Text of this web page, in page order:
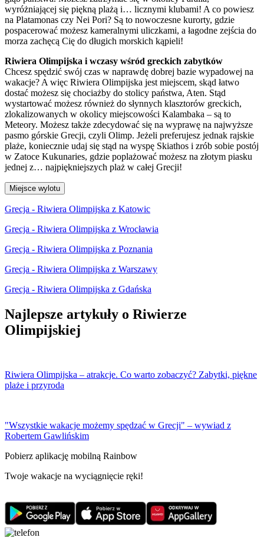
wyróżniającej się piękną plażą i… licznymi klubami! A co powiesz
na Platamonas czy Nei Pori? Są to nowoczesne kurorty, gdzie
pospacerować możesz kameralnymi uliczkami, a łagodne zejścia do
morza zachęcą Cię do długich morskich kąpieli!
Riwiera Olimpijska i wczasy wśród greckich zabytków
Chcesz spędzić swój czas w naprawdę dobrej bazie wypadowej na
wakacje? A więc Riwiera Olimpijska jest miejscem, skąd łatwo
dostać możesz się chociażby do stolicy państwa, Aten. Stąd
wystartować możesz również do słynnych klasztorów greckich,
zlokalizowanych w okolicy miejscowości Kalambaka – są to
Meteory. Możesz także zdecydować się na wyprawę na najwyższe
pasmo górskie Grecji, czyli Olimp. Jeżeli preferujesz jednak rajskie
plaże, koniecznie udaj się stąd na wyspę Skiathos i zrób sobie postój
w Zatoce Kukunaries, gdzie poplażować możesz na złotym piasku
jednej z… najpiękniejszych plaż w całej Grecji!
Miejsce wylotu
Grecja - Riwiera Olimpijska z Katowic
Grecja - Riwiera Olimpijska z Wrocławia
Grecja - Riwiera Olimpijska z Poznania
Grecja - Riwiera Olimpijska z Warszawy
Grecja - Riwiera Olimpijska z Gdańska
Najlepsze artykuły o Riwierze
Olimpijskiej
Riwiera Olimpijska – atrakcje. Co warto zobaczyć? Zabytki, piękne
plaże i przyroda
"Wszystkie wakacje możemy spędzać w Grecji" – wywiad z
Robertem Gawlińskim
Pobierz aplikację mobilną Rainbow
Twoje wakacje na wyciągnięcie ręki!